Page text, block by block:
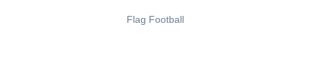
Flag Football